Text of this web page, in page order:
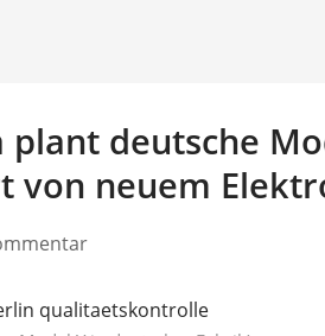
plant deutsche
von neuem